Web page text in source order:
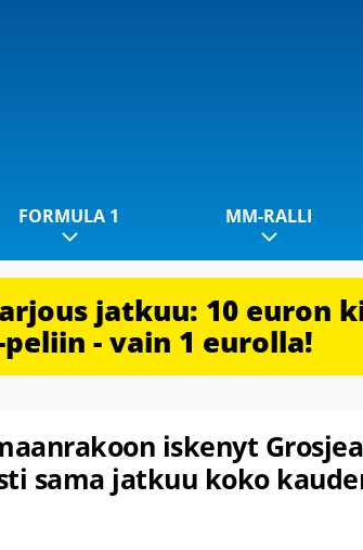
FORMULA 1 MM-RALLI
jatkuu: 10 euron
- vain 1 eurolla!
iskenyt
sama jatkuu koko